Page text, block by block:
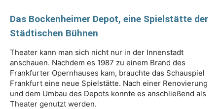
Das Bockenheimer Depot, eine Spielstätte der
Städtischen Bühnen
Theater kann man sich nicht nur in der Innenstadt
anschauen. Nachdem es 1987 zu einem Brand des
Frankfurter Opernhauses kam, brauchte das Schauspiel
Frankfurt eine neue Spielstätte. Nach einer Renovierung
und dem Umbau des Depots konnte es anschließend als
Theater genutzt werden.